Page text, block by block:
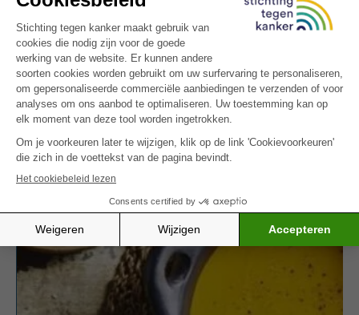
Dit is een recept van Benedicte Defever,
voedingsdeskundige-diëtiste, met jarenlange
ervaring in de klinische voeding, waar bijvoeding tot
behoort.
Voor een andere aangepaste drank, probeer ons
recept voorenergie-, eiwit- en vezelrijke
drinkvoeding.
MEER INSPIRATIE